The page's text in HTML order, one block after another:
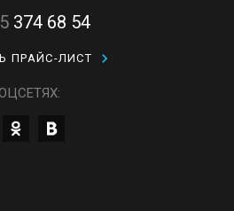
374 68 54
ПРАЙС-ЛИСТ